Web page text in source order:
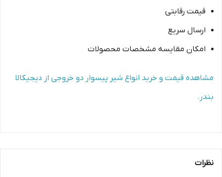
قیمت رقابتی
ارسال سریع
امکان مقایسه مشخصات محصولات
مشاهده قیمت و خرید انواع شیر پیسوار دو خروجی از دیجیکالا
بندر.
نظرات